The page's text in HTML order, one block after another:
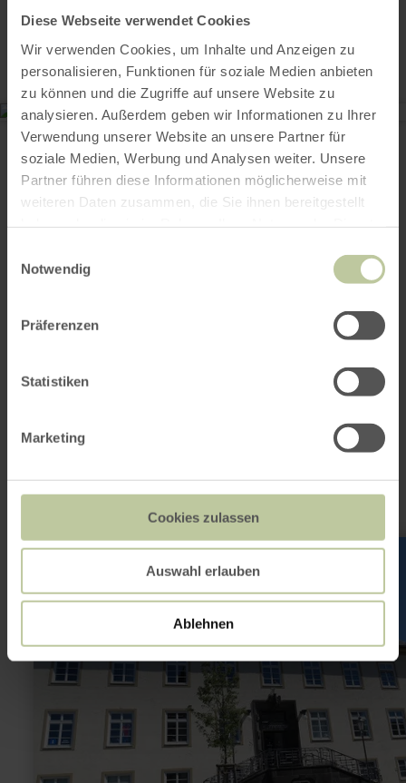
Diese Webseite verwendet Cookies
Wir verwenden Cookies, um Inhalte und Anzeigen zu
personalisieren, Funktionen für soziale Medien anbieten
zu können und die Zugriffe auf unsere Website zu
analysieren. Außerdem geben wir Informationen zu Ihrer
Verwendung unserer Website an unsere Partner für
soziale Medien, Werbung und Analysen weiter. Unsere
Partner führen diese Informationen möglicherweise mit
weiteren Daten zusammen, die Sie ihnen bereitgestellt
Notwendig
Präferenzen
Statistiken
Marketing
Cookies zulassen
Auswahl erlauben
Ablehnen
Kontakt
Landgasthaus Pfahl GbR
Hauptstraße 76
53520 Wershofen
(0049) 2694 232
E-Mail
Webseite
in Karte anzeigen
Das könnte auch
noch interessant
sein
mehr
Information